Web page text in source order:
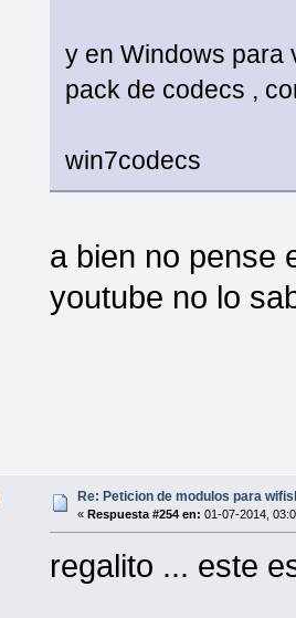
y en Windows para
pack de codecs ,
win7codecs
a bien no pense
youtube no lo
Re: Peticion de modulos para
« Respuesta #254 en: 01-07-2014,
regalito ... este